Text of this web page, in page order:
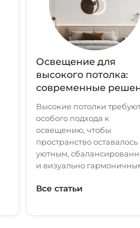
Освещение для
высокого потолка:
современные
Высокие потолки
особого подхода к
освещению, чтобы
пространство оставалось
уютным,
и визуально
Все статьи